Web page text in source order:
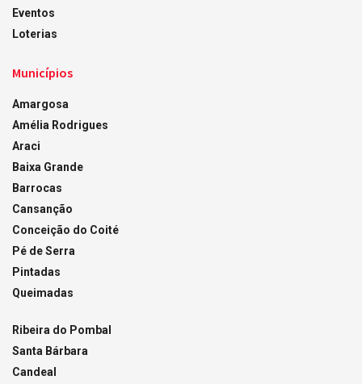
Eventos
Loterias
Municípios
Amargosa
Amélia Rodrigues
Araci
Baixa Grande
Barrocas
Cansanção
Conceição do Coité
Pé de Serra
Pintadas
Queimadas
Ribeira do Pombal
Santa Bárbara
Candeal